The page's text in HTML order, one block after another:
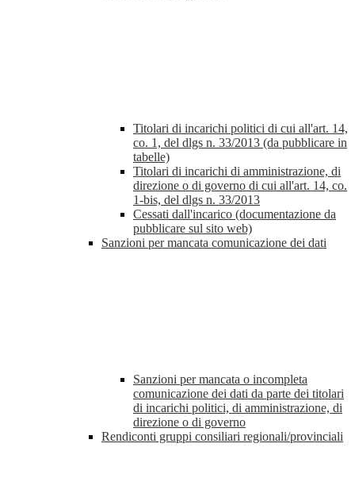
Titolari di incarichi politici di cui all'art. 14,
co. 1, del dlgs n. 33/2013 (da pubblicare in
tabelle)
Titolari di incarichi di amministrazione, di
direzione o di governo di cui all'art. 14, co.
1-bis, del dlgs n. 33/2013
Cessati dall'incarico (documentazione da
pubblicare sul sito web)
Sanzioni per mancata comunicazione dei dati
Sanzioni per mancata o incompleta
comunicazione dei dati da parte dei titolari
di incarichi politici, di amministrazione, di
direzione o di governo
Rendiconti gruppi consiliari regionali/provinciali